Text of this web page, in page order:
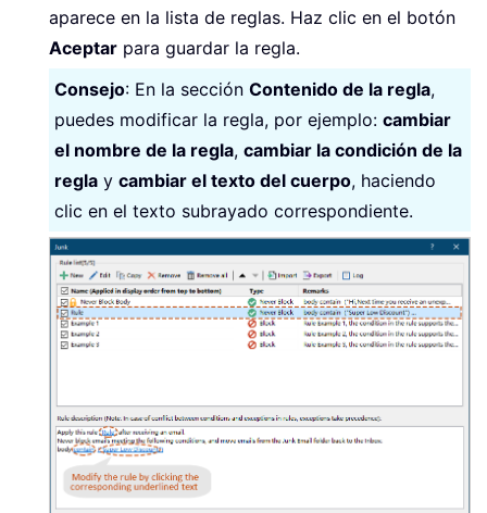
aparece en la lista de reglas. Haz clic en el botón
Aceptar para guardar la regla.
Consejo: En la sección Contenido de la regla,
puedes modificar la regla, por ejemplo: cambiar
el nombre de la regla, cambiar la condición de la
regla y cambiar el texto del cuerpo, haciendo
clic en el texto subrayado correspondiente.